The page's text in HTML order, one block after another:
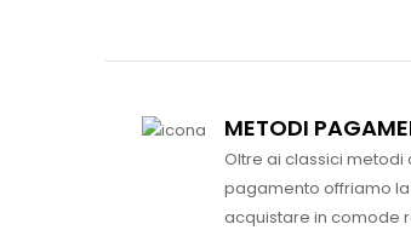
METODI
Oltre ai classici metodi
pagamento offriamo
acquistare in comode